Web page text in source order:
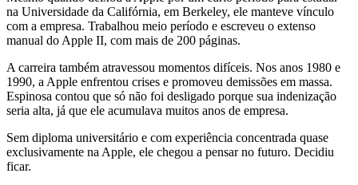
na Universidade da Califórnia, em Berkeley, ele manteve vínculo
com a empresa. Trabalhou meio período e escreveu o extenso
manual do Apple II, com mais de 200 páginas.
A carreira também atravessou momentos difíceis. Nos anos 1980 e
1990, a Apple enfrentou crises e promoveu demissões em massa.
Espinosa contou que só não foi desligado porque sua indenização
seria alta, já que ele acumulava muitos anos de empresa.
Sem diploma universitário e com experiência concentrada quase
exclusivamente na Apple, ele chegou a pensar no futuro. Decidiu
ficar.